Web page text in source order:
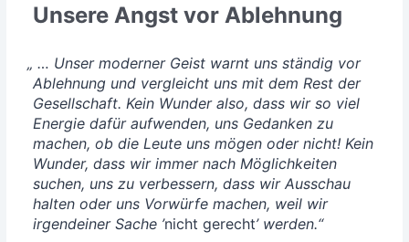
Unsere Angst vor Ablehnung
„ … Unser moder­ner Geist warnt uns stän­dig vor
Ableh­nung und ver­gleicht uns mit dem Rest der
Gesell­schaft. Kein Wun­der also, dass wir so viel
Ener­gie dafür auf­wen­den, uns Gedan­ken zu
machen, ob die Leu­te uns mögen oder nicht! Kein
Wun­der, dass wir immer nach Mög­lich­kei­ten
suchen, uns zu ver­bes­sern, dass wir Aus­schau
hal­ten oder uns Vor­wür­fe machen, weil wir
irgend­ei­ner Sache ’nicht gerecht’ wer­den.“